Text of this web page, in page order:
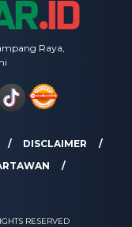
Raya,
DISCLAIMER
RESERVED